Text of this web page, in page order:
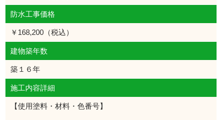
防水工事価格
￥168,200（税込）
建物築年数
築１６年
施工内容詳細
【使用塗料・材料・色番号】